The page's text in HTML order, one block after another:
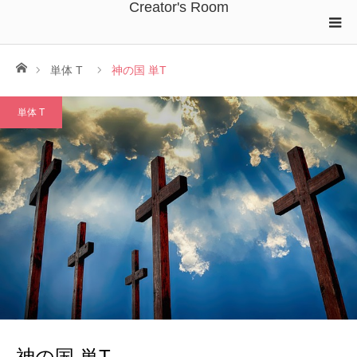
Creator's Room
ホーム単体 T 神の国 単T
単体 T